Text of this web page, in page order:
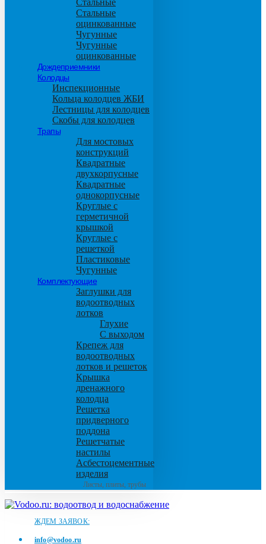
Стальные
оцинкованные
Чугунные
Чугунные
оцинкованные
Дождеприемники
Колодцы
Инспекционные
Кольца колодцев ЖБИ
Лестницы для колодцев
Скобы для колодцев
Трапы
Для мостовых
конструкций
Квадратные
двухкорпусные
Квадратные
однокорпусные
Круглые с
герметичной
крышкой
Круглые с
решеткой
Пластиковые
Чугунные
Комплектующие
Заглушки для
водоотводных
лотков
Глухие
С выходом
Крепеж для
водоотводных
лотков и решеток
Крышка
дренажного
колодца
Решетка
придверного
поддона
Решетчатые
настилы
Асбестоцементные
изделия
Листы, плиты, трубы
ЖДЕМ ЗАЯВОК:
info@vodoo.ru